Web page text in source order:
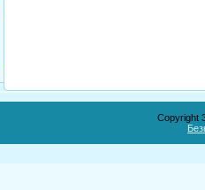
Copyright